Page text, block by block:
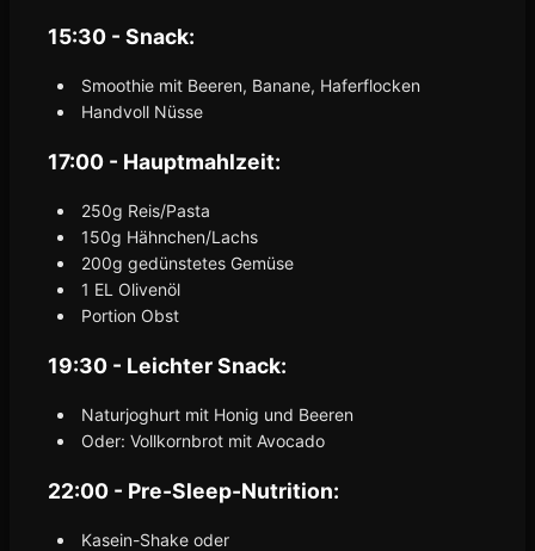
15:30 - Snack:
Smoothie mit Beeren, Banane, Haferflocken
Handvoll Nüsse
17:00 - Hauptmahlzeit:
250g Reis/Pasta
150g Hähnchen/Lachs
200g gedünstetes Gemüse
1 EL Olivenöl
Portion Obst
19:30 - Leichter Snack:
Naturjoghurt mit Honig und Beeren
Oder: Vollkornbrot mit Avocado
22:00 - Pre-Sleep-Nutrition:
Kasein-Shake oder